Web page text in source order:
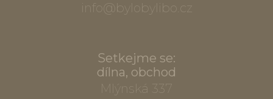
info@bylobylibo.cz
Setkejme se:
dílna, obchod
Mlýnská 337